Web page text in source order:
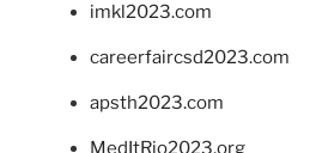
imkl2023.com
careerfaircsd2023.com
apsth2023.com
MedItRio2023.org